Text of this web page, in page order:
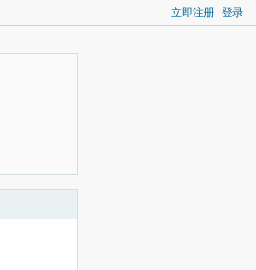
立即注册 登录